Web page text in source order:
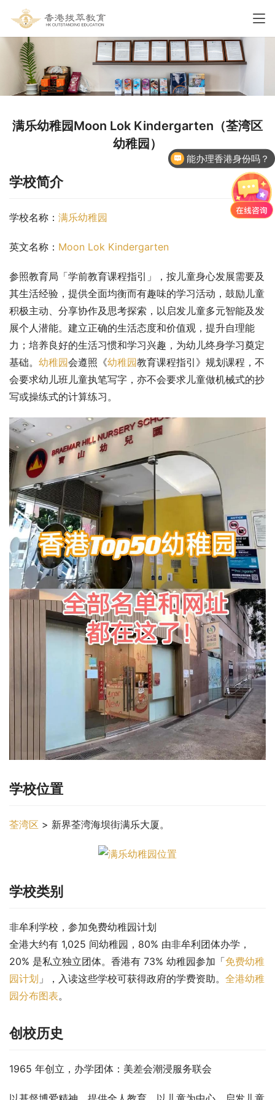
满乐幼稚园Moon Lok Kindergarten（荃湾区
幼稚园）
学校简介
学校名称： 满乐幼稚园
英文名称： Moon Lok Kindergarten
参照教育局「学前教育课程指引」，按儿童身心发展需要及
其生活经验，提供全面均衡而有趣味的学习活动，鼓励儿童
积极主动、分享协作及思考探索，以启发儿童多元智能及发
展个人潜能。建立正确的生活态度和价值观，提升自理能
力；培养良好的生活习惯和学习兴趣，为幼儿终身学习奠定
基础。 幼稚园会遵照《幼稚园教育课程指引》规划课程，不
会要求幼儿班儿童执笔写字，亦不会要求儿童做机械式的抄
写或操练式的计算练习。
学校位置
荃湾区 > 新界荃湾海坝街满乐大厦。
学校类别
非牟利学校，参加免费幼稚园计划
全港大约有 1,025 间幼稚园，80% 由非牟利团体办学，
20% 是私立独立团体。香港有 73% 幼稚园参加「免费幼稚
园计划 」，入读这些学校可获得政府的学费资助。 全港幼稚
园分布图表。
创校历史
1965 年创立，办学团体：美差会潮浸服务联会
能办理香港身份吗？